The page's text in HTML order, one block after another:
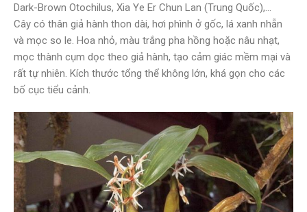
Dark-Brown Otochilus, Xia Ye Er Chun Lan (Trung Quốc),…
Cây có thân giả hành thon dài, hơi phình ở gốc, lá xanh nhẵn
và mọc so le. Hoa nhỏ, màu trắng pha hồng hoặc nâu nhạt,
mọc thành cụm dọc theo giả hành, tạo cảm giác mềm mại và
rất tự nhiên. Kích thước tổng thể không lớn, khá gọn cho các
bố cục tiểu cảnh.